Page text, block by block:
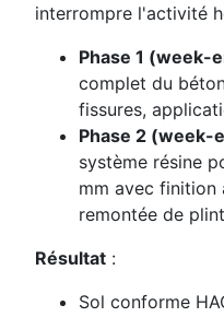
interrompre l'activité
Phase 1 (week-
complet du
fissures,
Phase 2 (week-
système résine
mm avec finition
remontée de
Résultat :
Sol conforme